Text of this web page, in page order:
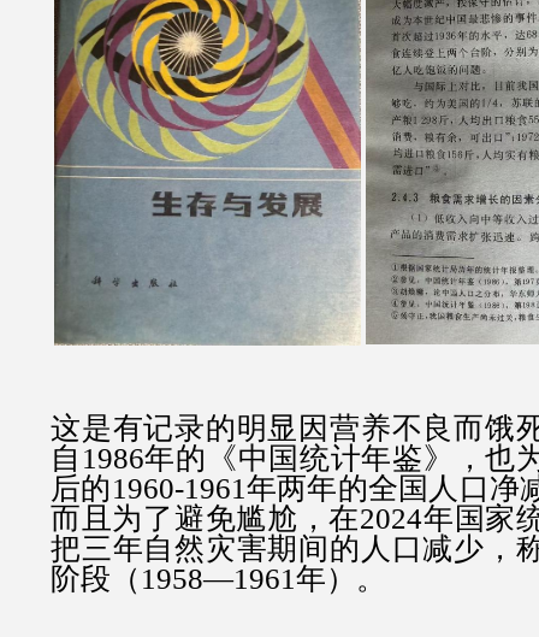
这是有记录的明显因营养不良而饿
自1986年的《中国统计年鉴》，也
后的1960-1961年两年的全国人口净
而且为了避免尴尬，在2024年国家
把三年自然灾害期间的人口减少，
阶段（1958—1961年）。